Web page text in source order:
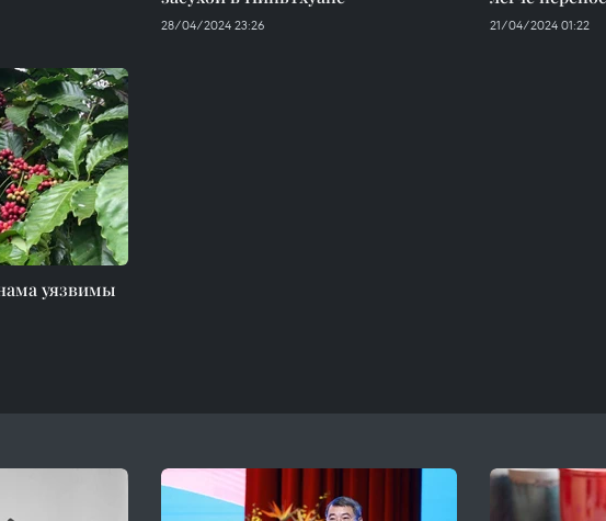
28/04/2024 23:26 21/04/2024 01:22
уязвимы